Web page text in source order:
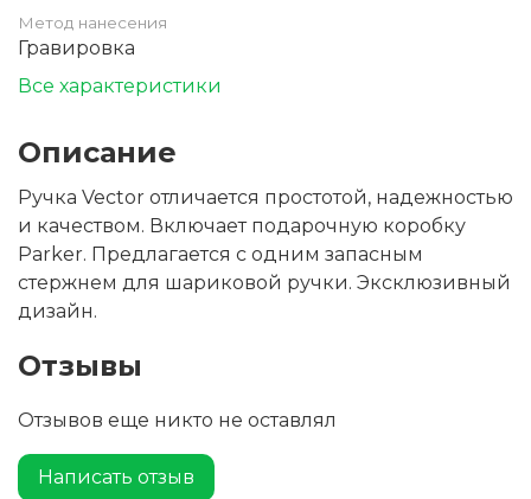
Метод нанесения
Гравировка
Все характеристики
Описание
Ручка Vector отличается простотой, надежностью
и качеством. Включает подарочную коробку
Parker. Предлагается с одним запасным
стержнем для шариковой ручки. Эксклюзивный
дизайн.
Отзывы
Отзывов еще никто не оставлял
Написать отзыв